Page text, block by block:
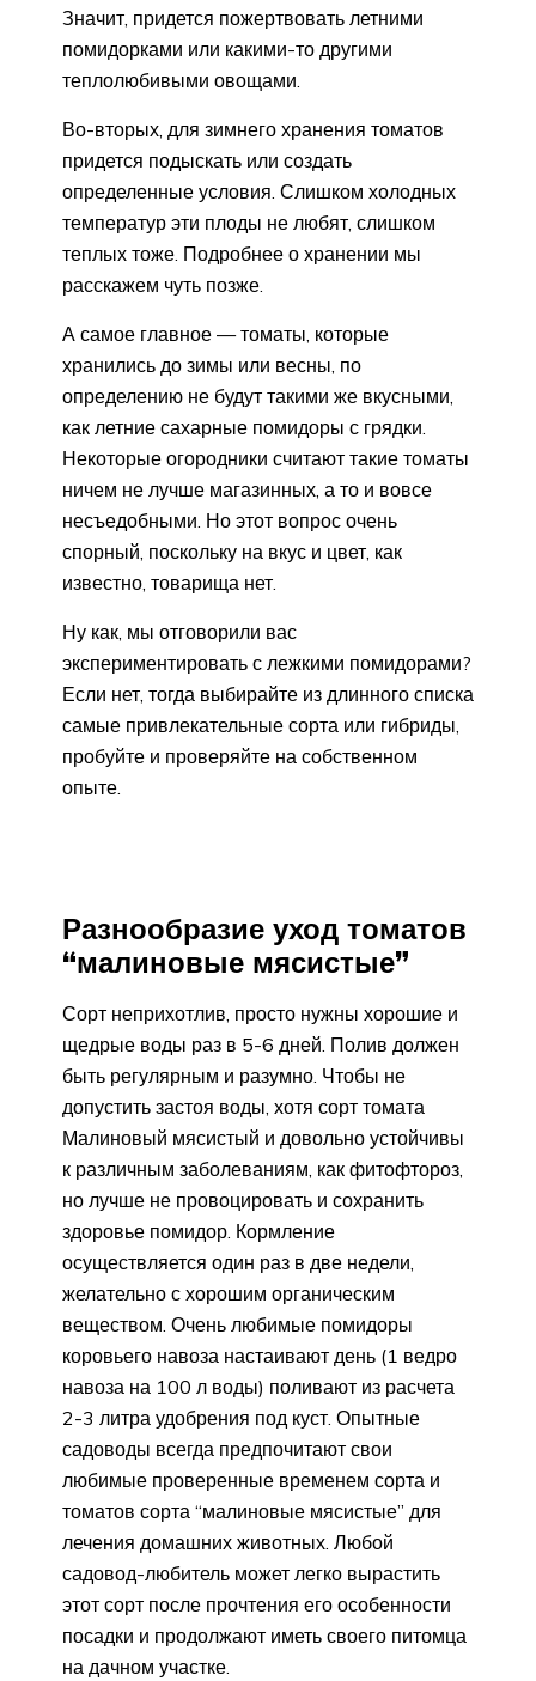
Значит, придется пожертвовать летними
помидорками или какими-то другими
теплолюбивыми овощами.
Во-вторых, для зимнего хранения томатов
придется подыскать или создать
определенные условия. Слишком холодных
температур эти плоды не любят, слишком
теплых тоже. Подробнее о хранении мы
расскажем чуть позже.
А самое главное — томаты, которые
хранились до зимы или весны, по
определению не будут такими же вкусными,
как летние сахарные помидоры с грядки.
Некоторые огородники считают такие томаты
ничем не лучше магазинных, а то и вовсе
несъедобными. Но этот вопрос очень
спорный, поскольку на вкус и цвет, как
известно, товарища нет.
Ну как, мы отговорили вас
экспериментировать с лежкими помидорами?
Если нет, тогда выбирайте из длинного списка
самые привлекательные сорта или гибриды,
пробуйте и проверяйте на собственном
опыте.
Разнообразие уход томатов
“малиновые мясистые”
Сорт неприхотлив, просто нужны хорошие и
щедрые воды раз в 5-6 дней. Полив должен
быть регулярным и разумно. Чтобы не
допустить застоя воды, хотя сорт томата
Малиновый мясистый и довольно устойчивы
к различным заболеваниям, как фитофтороз,
но лучше не провоцировать и сохранить
здоровье помидор. Кормление
осуществляется один раз в две недели,
желательно с хорошим органическим
веществом. Очень любимые помидоры
коровьего навоза настаивают день (1 ведро
навоза на 100 л воды) поливают из расчета
2-3 литра удобрения под куст. Опытные
садоводы всегда предпочитают свои
любимые проверенные временем сорта и
томатов сорта “малиновые мясистые” для
лечения домашних животных. Любой
садовод-любитель может легко вырастить
этот сорт после прочтения его особенности
посадки и продолжают иметь своего питомца
на дачном участке.